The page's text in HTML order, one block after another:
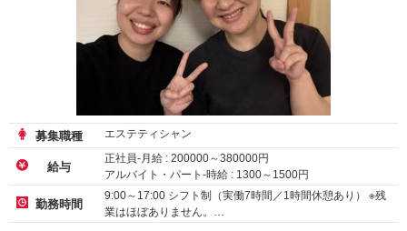
募集職種 エステティシャン
給与
正社員-月給 : 200000～380000円
アルバイト・パート-時給 : 1300～ 1500円
勤務時間
9:00～17:00 シフト制（実働7時間／1時間休憩あり） ※残
業はほぼありません。…